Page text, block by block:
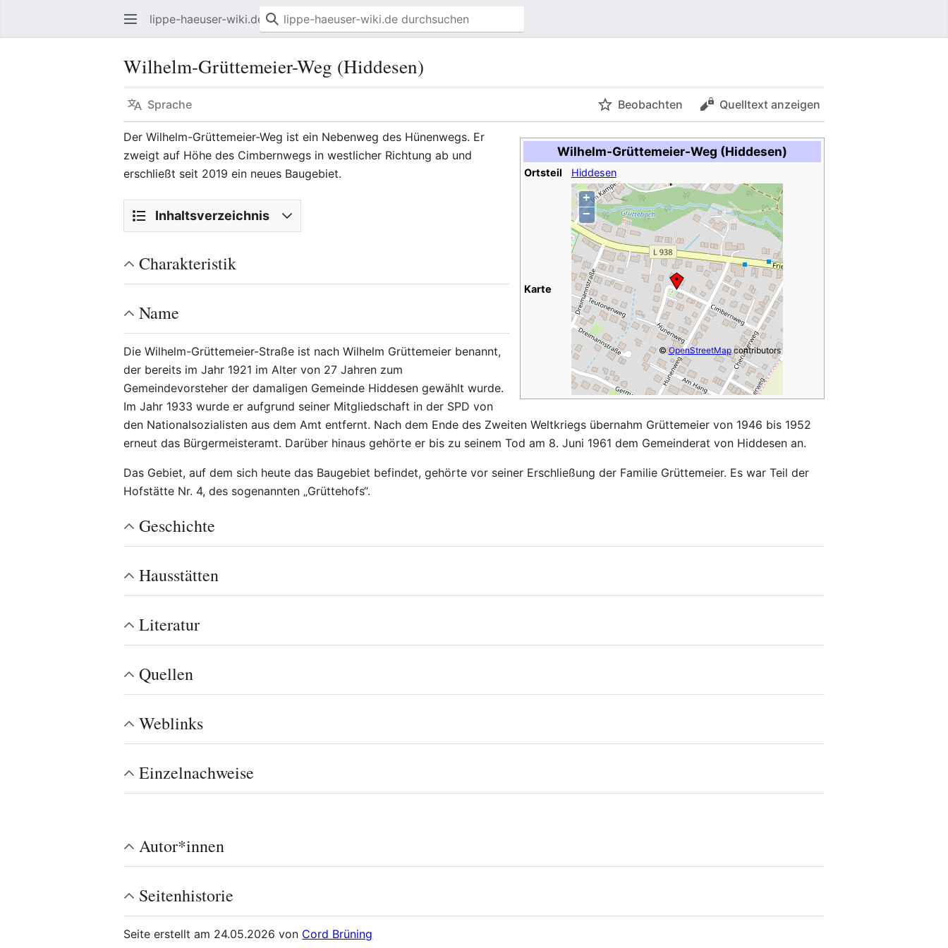
lippe-haeuser-wiki.de
Wilhelm-Grüttemeier-Weg (Hiddesen)
Sprache Beobachten Quelltext anzeigen
Wilhelm-Grüttemeier-Weg (Hiddesen)
Ortsteil Hiddesen
Karte
+
−
©OpenStreetMapcontributors
Der Wilhelm-Grüttemeier-Weg ist ein Nebenweg des Hünenwegs. Er
zweigt auf Höhe des Cimbernwegs in westlicher Richtung ab und
erschließt seit 2019 ein neues Baugebiet.
Inhaltsverzeichnis
Charakteristik
Name
Die Wilhelm-Grüttemeier-Straße ist nach Wilhelm Grüttemeier benannt,
der bereits im Jahr 1921 im Alter von 27 Jahren zum
Gemeindevorsteher der damaligen Gemeinde Hiddesen gewählt wurde.
Im Jahr 1933 wurde er aufgrund seiner Mitgliedschaft in der SPD von
den Nationalsozialisten aus dem Amt entfernt. Nach dem Ende des Zweiten Weltkriegs übernahm Grüttemeier von 1946 bis 1952
erneut das Bürgermeisteramt. Darüber hinaus gehörte er bis zu seinem Tod am 8. Juni 1961 dem Gemeinderat von Hiddesen an.
Das Gebiet, auf dem sich heute das Baugebiet befindet, gehörte vor seiner Erschließung der Familie Grüttemeier. Es war Teil der
Hofstätte Nr. 4, des sogenannten „Grüttehofs“.
Geschichte
Hausstätten
Literatur
Quellen
Weblinks
Einzelnachweise
Autor*innen
Seitenhistorie
Seite erstellt am 24.05.2026 von Cord Brüning